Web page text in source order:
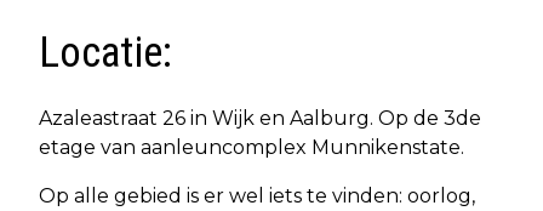
Locatie:
Azaleastraat 26 in Wijk en Aalburg. Op de 3de
etage van aanleuncomplex Munnikenstate.
Op alle gebied is er wel iets te vinden: oorlog,